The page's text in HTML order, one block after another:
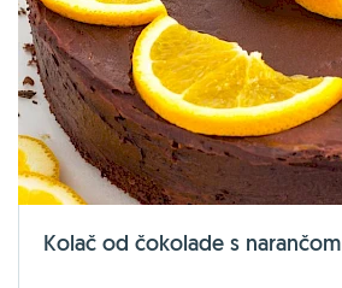
Kolač od čokolade s narančom